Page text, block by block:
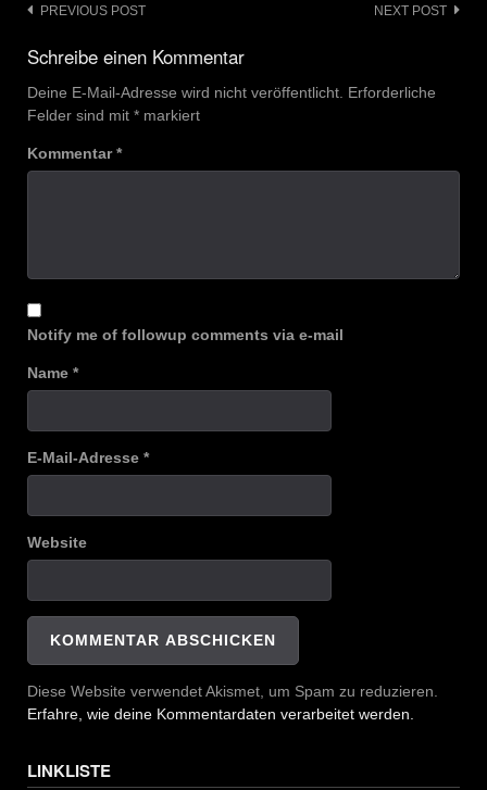
Post
navigation
PREVIOUS POST NEXT POST
Schreibe einen Kommentar
Deine E-Mail-Adresse wird nicht veröffentlicht. Erforderliche
Felder sind mit * markiert
Kommentar*
Notify me of followup comments via e-mail
Name *
E-Mail-Adresse *
Website
Diese Website verwendet Akismet, um Spam zu reduzieren.
Erfahre, wie deine Kommentardaten verarbeitet werden.
LINKLISTE